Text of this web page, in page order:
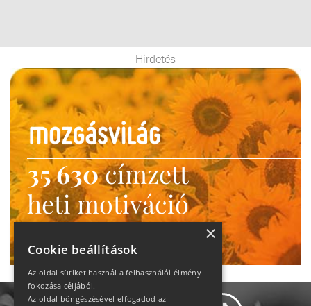
Hirdetés
35 630címzett
heti motiváció
Ne maradj le!
×
Cookie beállítások
Az oldal sütiket használ a felhasználói élmény
fokozása céljából.
Az oldal böngészésével elfogadod az